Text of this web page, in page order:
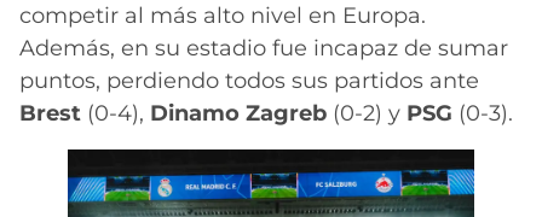
competir al más alto nivel en Europa.
Además, en su estadio fue incapaz de sumar
puntos, perdiendo todos sus partidos ante
Brest (0-4), Dinamo Zagreb (0-2) y PSG (0-3).